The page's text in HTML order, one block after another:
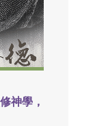
神學，